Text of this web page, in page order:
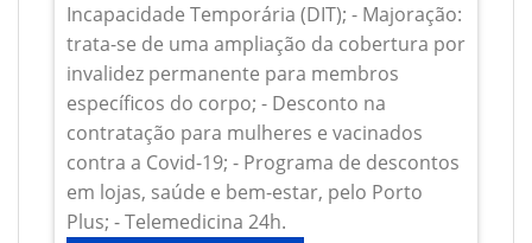
Incapacidade Temporária (DIT); - Majoração:
trata-se de uma ampliação da cobertura por
invalidez permanente para membros
específicos do corpo; - Desconto na
contratação para mulheres e vacinados
contra a Covid-19; - Programa de descontos
em lojas, saúde e bem-estar, pelo Porto
Plus; - Telemedicina 24h.